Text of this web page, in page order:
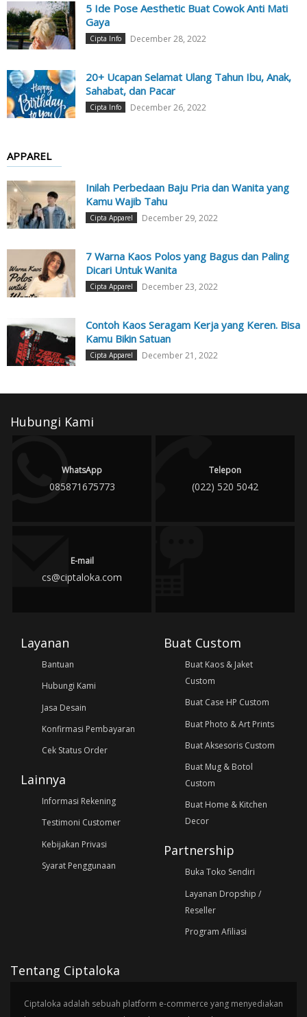
5 Ide Pose Aesthetic Buat Cowok Anti Mati
Gaya
Cipta Info December 28, 2022
20+ Ucapan Selamat Ulang Tahun Ibu, Anak,
Sahabat, dan Pacar
Cipta Info December 26, 2022
APPAREL
Inilah Perbedaan Baju Pria dan Wanita yang
Kamu Wajib Tahu
Cipta Apparel December 29, 2022
7 Warna Kaos Polos yang Bagus dan Paling
Dicari Untuk Wanita
Cipta Apparel December 23, 2022
Contoh Kaos Seragam Kerja yang Keren. Bisa
Kamu Bikin Satuan
Cipta Apparel December 21, 2022
Hubungi Kami
WhatsApp
085871675773
Telepon
(022) 520 5042
E-mail
cs@ciptaloka.com
Layanan
Bantuan
Hubungi Kami
Jasa Desain
Konfirmasi Pembayaran
Cek Status Order
Lainnya
Informasi Rekening
Testimoni Customer
Kebijakan Privasi
Syarat Penggunaan
Buat Custom
Buat Kaos & Jaket
Custom
Buat Case HP Custom
Buat Photo & Art Prints
Buat Aksesoris Custom
Buat Mug & Botol
Custom
Buat Home & Kitchen
Decor
Partnership
Buka Toko Sendiri
Layanan Dropship /
Reseller
Program Afiliasi
Tentang Ciptaloka
Ciptaloka adalah sebuah platform e-commerce yang menyediakan